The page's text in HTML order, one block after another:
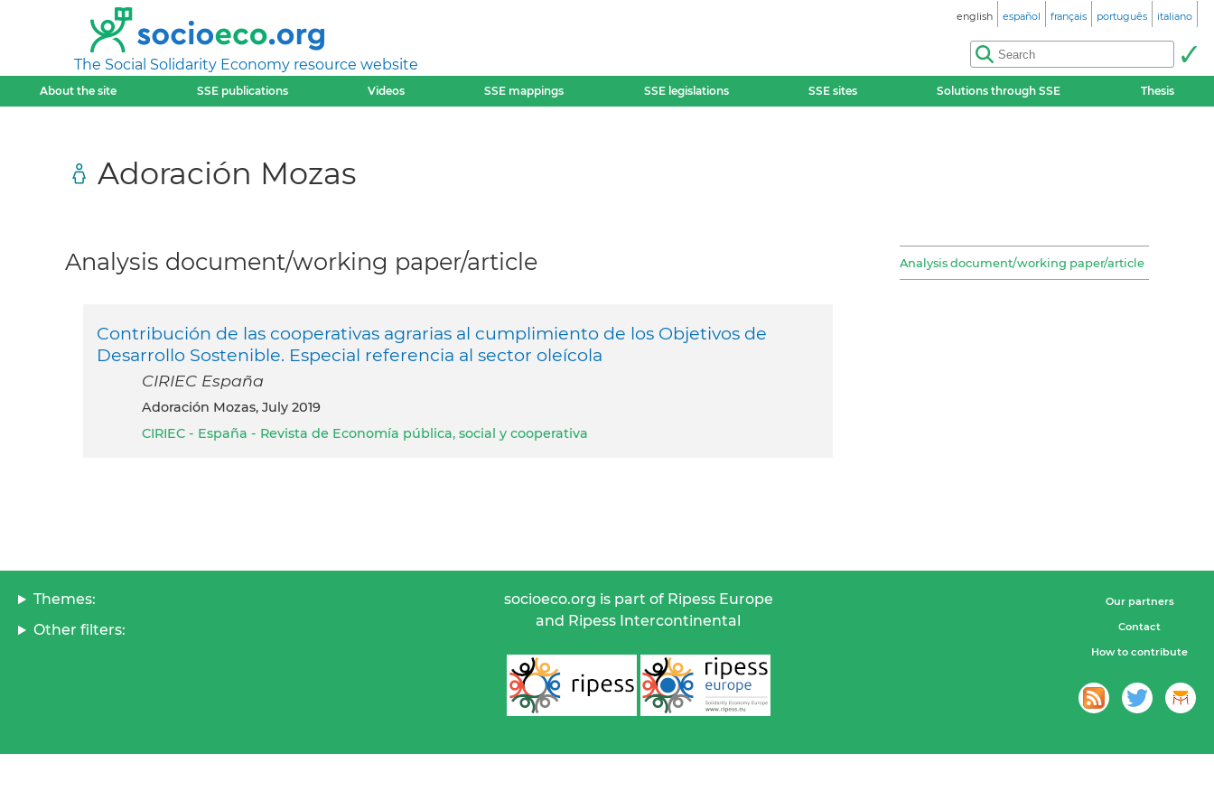
The Social Solidarity Economy resource website
english español français português italiano
About the site SSE publications Videos SSE mappings SSE legislations SSE sites Solutions through SSE Thesis
Adoración Mozas
Analysis document/working paper/article
Analysis document/working paper/article
Contribución de las cooperativas agrarias al cumplimiento de los Objetivos de
Desarrollo Sostenible. Especial referencia al sector oleícola
CIRIEC España
Adoración Mozas, July 2019
CIRIEC - España - Revista de Economía pública, social y cooperativa
Themes:
Other filters:
socioeco.org is part of Ripess Europe
and Ripess Intercontinental
Our partners
Contact
How to contribute